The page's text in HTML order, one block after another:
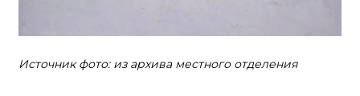
Источник фото: из архива местного отделения